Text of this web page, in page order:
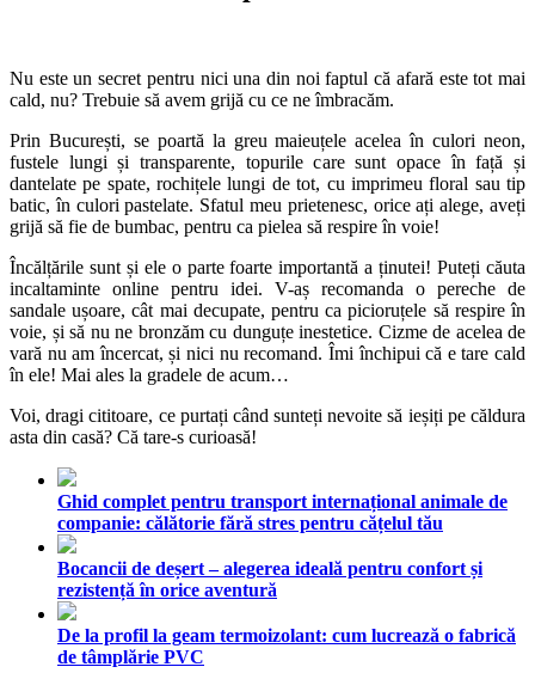
Nu este un secret pentru nici una din noi faptul că afară este tot mai
cald, nu? Trebuie să avem grijă cu ce ne îmbracăm.
Prin București, se poartă la greu maieuțele acelea în culori neon,
fustele lungi și transparente, topurile care sunt opace în față și
dantelate pe spate, rochițele lungi de tot, cu imprimeu floral sau tip
batic, în culori pastelate. Sfatul meu prietenesc, orice ați alege, aveți
grijă să fie de bumbac, pentru ca pielea să respire în voie!
Încălțările sunt și ele o parte foarte importantă a ținutei! Puteți căuta
incaltaminte online pentru idei. V-aș recomanda o pereche de
sandale ușoare, cât mai decupate, pentru ca picioruțele să respire în
voie, și să nu ne bronzăm cu dunguțe inestetice. Cizme de acelea de
vară nu am încercat, și nici nu recomand. Îmi închipui că e tare cald
în ele! Mai ales la gradele de acum…
Voi, dragi cititoare, ce purtați când sunteți nevoite să ieșiți pe căldura
asta din casă? Că tare-s curioasă!
Ghid complet pentru transport internațional animale de
companie: călătorie fără stres pentru cățelul tău
Bocancii de deșert – alegerea ideală pentru confort și
rezistență în orice aventură
De la profil la geam termoizolant: cum lucrează o fabrică
de tâmplărie PVC